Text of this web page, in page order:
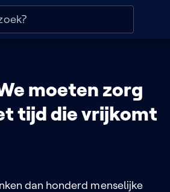
moeten zorg
tijd die vrijkomt
dan honderd menselijke